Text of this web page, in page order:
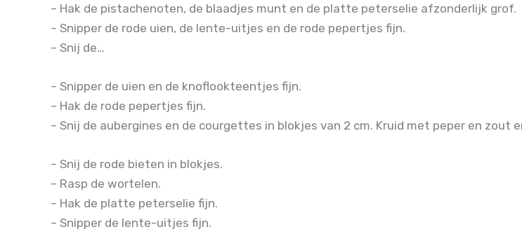
– Hak de pistachenoten, de blaadjes munt en de platte peterselie afzonderlijk grof.
– Snipper de rode uien, de lente-uitjes en de rode pepertjes fijn.
– Snij de…
– Snipper de uien en de knoflookteentjes fijn.
– Hak de rode pepertjes fijn.
– Snij de aubergines en de courgettes in blokjes van 2 cm. Kruid met peper en zout
– Snij de rode bieten in blokjes.
– Rasp de wortelen.
– Hak de platte peterselie fijn.
– Snipper de lente-uitjes fijn.